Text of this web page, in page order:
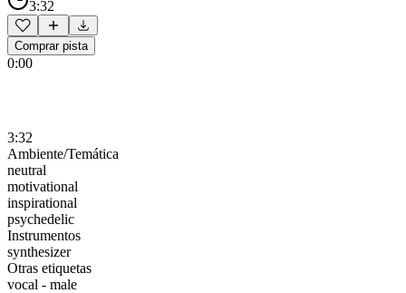
3:32
Comprar pista
0:00
3:32
Ambiente/Temática
neutral
motivational
inspirational
psychedelic
Instrumentos
synthesizer
Otras etiquetas
vocal - male